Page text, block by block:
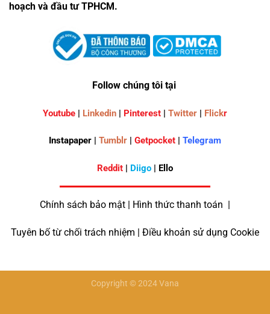
hoạch và đầu tư TPHCM.
Follow chúng tôi tại
Youtube | Linkedin | Pinterest | Twitter | Flickr
Instapaper | Tumblr Getpocket Telegram
Reddit | Diigo | Ello
Chính sách bảo mật | Hình thức thanh toán |
Tuyên bố từ chối trách nhiệm | Điều khoản sử dụng Cookie
Copyright © 2024 Vana